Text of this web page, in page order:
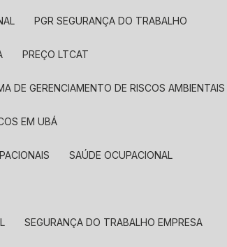
PGR SEGURANÇA DO TRABALHO
PREÇO LTCAT
DE GERENCIAMENTO DE RISCOS AMBIENTAIS
EM UBÁ
SAÚDE OCUPACIONAL
SEGURANÇA DO TRABALHO EMPRESA